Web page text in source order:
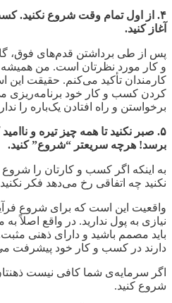
۴. از اول تمام وقت شروع نکنید.
آغاز کنید.
پس از طی برداشتن قدمهای فوق،
و کار مورد نظرتان است. من همیشه
کارمندان تأکید میکنم. حقیقت این
کردن کسب و کار خود برنامهریزی
برخواستن و راه افتادن یکباره را
۵. صبر نکنید تا همه چیز تیره و
برسد! هرچه سریعتر “شروع” کنید.
به اینکه اگر کسب و کارتان را
نکنید چه اتفاقی رخ میدهد فکر
واقعیت این است که برای شروع
نیازی به پول ندارید. در واقع اصلاً به
باید مصمم باشید و دارای ذهنی
دارند در کسب و کار خود پیشرفت
اگر سرمایهی شما کافی نیست ذهنتان
شروع کنید.